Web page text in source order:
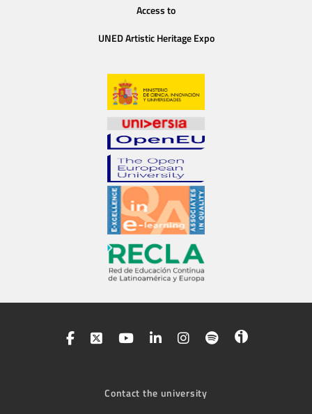
Access to
UNED Artistic Heritage Expo
Contact the university